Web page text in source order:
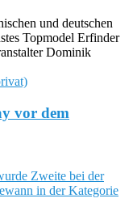
und deutschen
Topmodel Erfinder
Dominik
vor dem